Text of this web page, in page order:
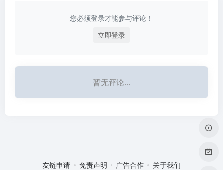
您必须登录才能参与评论！
立即登录
暂无评论...
友链申请 免责声明 广告合作 关于我们